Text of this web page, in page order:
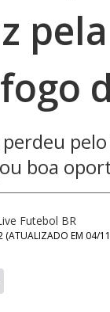
boa
Futebol BR
(ATUALIZADO EM 04/